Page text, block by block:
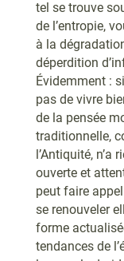
tel se trouve
de l’entropie,
à la
déperdition
Évidemment :
pas de vivre
de la pensée
traditionnelle,
l’Antiquité, n’a
ouverte et
peut faire
se renouveler
forme
tendances de